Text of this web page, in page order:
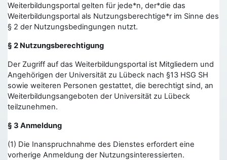
Weiterbildungsportal gelten für jede*n, der*die das
Weiterbildungsportal als Nutzungsberechtige*r im Sinne des
§ 2 der Nutzungsbedingungen nutzt.
§ 2 Nutzungsberechtigung
Der Zugriff auf das Weiterbildungsportal ist Mitgliedern und
Angehörigen der Universität zu Lübeck nach §13 HSG SH
sowie weiteren Personen gestattet, die berechtigt sind, an
Weiterbildungsangeboten der Universität zu Lübeck
teilzunehmen.
§ 3 Anmeldung
(1) Die Inanspruchnahme des Dienstes erfordert eine
vorherige Anmeldung der Nutzungsinteressierten.